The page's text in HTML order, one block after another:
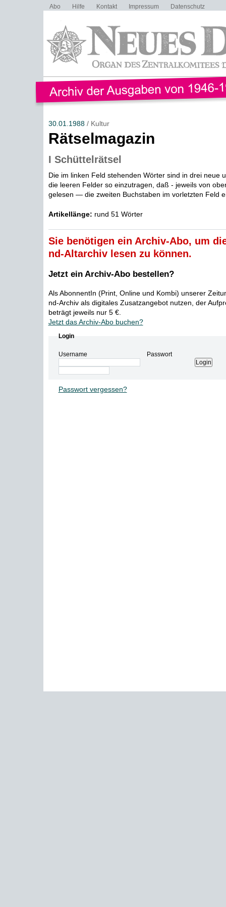
Abo Hilfe Kontakt Impressum Datenschutz
30.01.1988/ Kultur
Rätselmagazin
I Schüttelrätsel
Die im linken Feld stehenden Wörter sind in drei neue
die leeren Felder so einzutragen, daß - jeweils von
gelesen — die zweiten Buchstaben im vorletzten Feld
Artikellänge: rund 51 Wörter
Sie benötigen ein Archiv-Abo, um
nd-Altarchiv lesen zu können.
Jetzt ein Archiv-Abo bestellen?
Als AbonnentIn (Print, Online und Kombi) unserer
nd-Archiv als digitales Zusatzangebot nutzen, der
beträgt jeweils nur 5 €.
Jetzt das Archiv-Abo buchen?
Login
Username Passwort
Passwort vergessen?